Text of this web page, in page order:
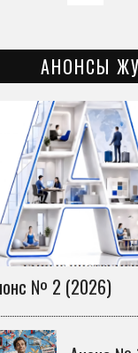
АНОНСЫ
№ 2 (2026)